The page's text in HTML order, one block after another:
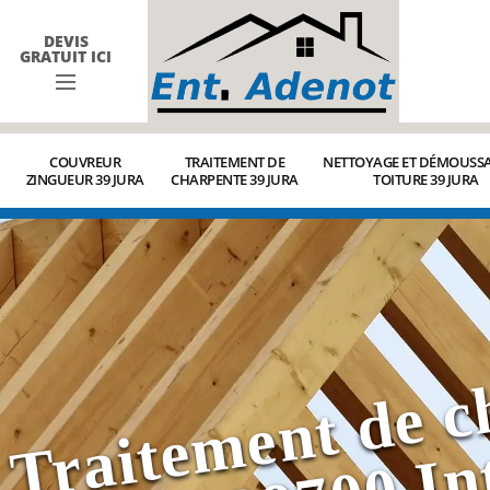
DEVIS
GRATUIT ICI
COUVREUR
ZINGUEUR 39 JURA
TRAITEMENT DE
CHARPENTE 39 JURA
NETTOYAGE ET
TOITURE 39 JURA